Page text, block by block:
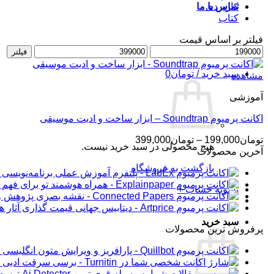
تماس با ما
ورود / عضویت
سبد خرید / تومان0
هیچ محصولی در سبد خرید نیست.
بازگشت به فروشگاه
تسویه حساب +
سبد خرید
کاربردی
کتاب
فیلتر بر اساس قیمت
حداقل
قیمت
حداکثر
قیمت
فیلتر
مشاهده
آموزشی
اکانت پرمیوم Soundtrap – ابزار ساخت و ادیت موسیقی
تومان199,000
– تومان399,000محدوده
قیمت:
تا
تومان399,000
آخرین محصولات
پرفروش ترین محصولات